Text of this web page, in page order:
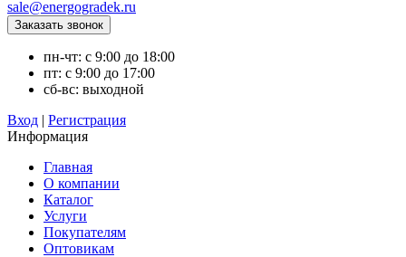
sale@energogradek.ru
пн-чт: с 9:00 до 18:00
пт: с 9:00 до 17:00
сб-вс: выходной
Вход | Регистрация
Информация
Главная
О компании
Каталог
Услуги
Покупателям
Оптовикам